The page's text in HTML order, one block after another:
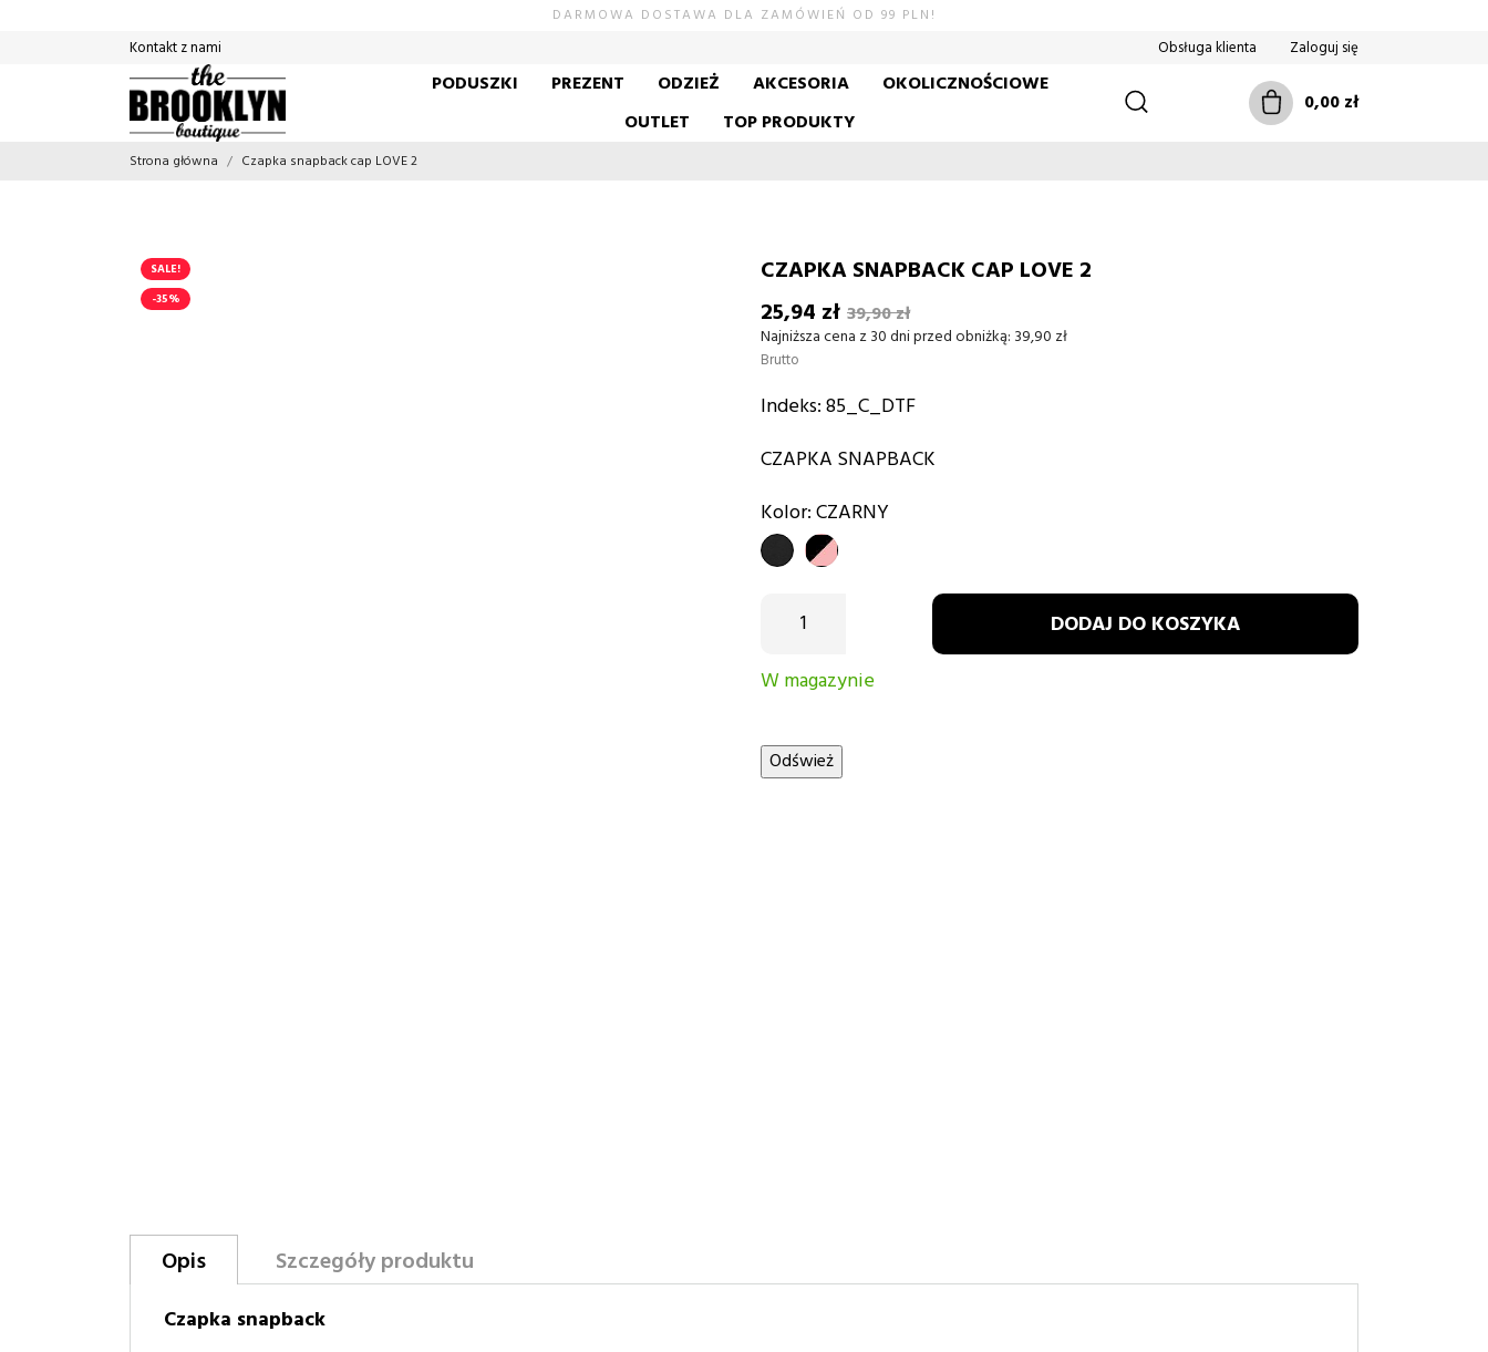
DARMOWA DOSTAWA DLA ZAMÓWIEŃ OD 99 PLN!
Kontakt z nami Obsługa klienta Zaloguj się
PODUSZKI PREZENT ODZIEŻ AKCESORIA
OKOLICZNOŚCIOWE
OUTLET
TOP PRODUKTY
0,00 zł
Strona główna Czapka snapback cap LOVE 2
SALE!
-35%
CZAPKA SNAPBACK CAP LOVE 2
25,94 zł 39,90 zł
Najniższa cena z 30 dni przed obniżką: 39,90 zł
Brutto
Indeks:85_C_DTF
CZAPKA SNAPBACK
Kolor: CZARNY
CZARNYczarno-
DODAJ DO KOSZYKA
W magazynie
Opis Szczegóły produktu
Czapka snapback